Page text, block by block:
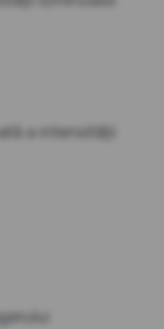
a intensității